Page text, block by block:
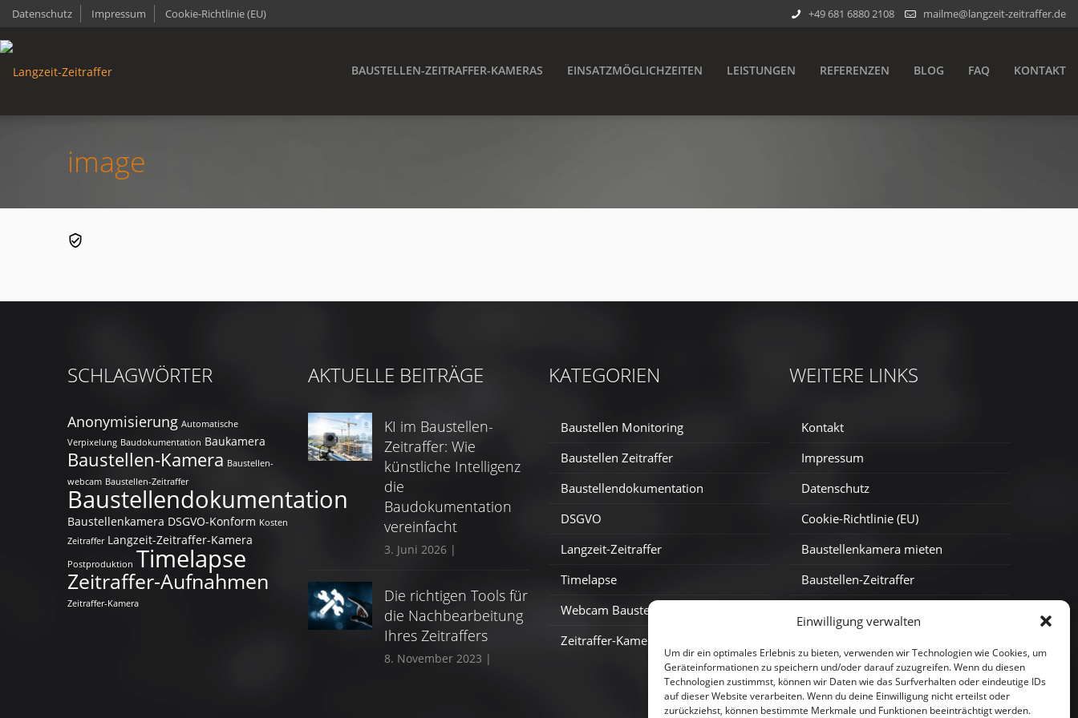
Einwilligung verwalten
Um dir ein optimales Erlebnis zu bieten, verwenden wir Technologien wie Cookies, um
Geräteinformationen zu speichern und/oder darauf zuzugreifen. Wenn du diesen
Technologien zustimmst, können wir Daten wie das Surfverhalten oder eindeutige IDs
auf dieser Website verarbeiten. Wenn du deine Einwilligung nicht erteilst oder
zurückziehst, können bestimmte Merkmale und Funktionen beeinträchtigt werden.
Datenschutz Impressum Cookie-Richtlinie (EU) +49 681 6880 2108 mailme@langzeit-zeitraffer.de
BAUSTELLEN-ZEITRAFFER-KAMERAS EINSATZMÖGLICHZEITEN LEISTUNGEN REFERENZEN BLOG FAQ KONTAKT
image
SCHLAGWÖRTER
Anonymisierung Automatische
Verpixelung Baudokumentation Baukamera
Baustellen-Kamera Baustellen-
webcam Baustellen-Zeitraffer
Baustellendokumentation
Baustellenkamera DSGVO-Konform Kosten
Zeitraffer Langzeit-Zeitraffer-Kamera
Postproduktion Timelapse
Zeitraffer-Aufnahmen
Zeitraffer-Kamera
AKTUELLE BEITRÄGE
KI im Baustellen-
Zeitraffer: Wie
künstliche Intelligenz
die
Baudokumentation
vereinfacht
3. Juni 2026 |
Die richtigen Tools für
die Nachbearbeitung
Ihres Zeitraffers
8. November 2023 |
KATEGORIEN
Baustellen Monitoring
Baustellen Zeitraffer
Baustellendokumentation
DSGVO
Langzeit-Zeitraffer
Timelapse
Webcam Baustelle
Zeitraffer-Kamera
WEITERE LINKS
Kontakt
Impressum
Datenschutz
Cookie-Richtlinie (EU)
Baustellenkamera mieten
Baustellen-Zeitraffer